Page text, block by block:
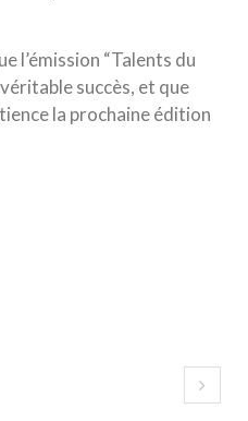
l’émission “Talents du
succès, et que
la prochaine édition